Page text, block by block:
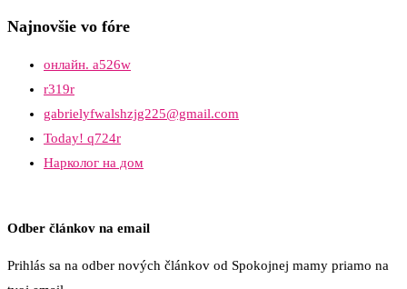
Najnovšie vo fóre
онлайн. a526w
r319r
gabrielyfwalshzjg225@gmail.com
Today! q724r
Нарколог на дом
Odber článkov na email
Prihlás sa na odber nových článkov od Spokojnej mamy priamo na